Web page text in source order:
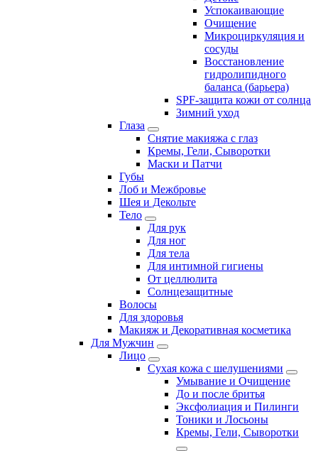
Успокаивающие
Очищение
Микроциркуляция и
сосуды
Восстановление
гидролипидного
баланса (барьера)
SPF-защита кожи от солнца
Зимний уход
Глаза
Снятие макияжа с глаз
Кремы, Гели, Сыворотки
Маски и Патчи
Губы
Лоб и Межбровье
Шея и Декольте
Тело
Для рук
Для ног
Для тела
Для интимной гигиены
От целлюлита
Солнцезащитные
Волосы
Для здоровья
Макияж и Декоративная косметика
Для Мужчин
Лицо
Сухая кожа с шелушениями
Умывание и Очищение
До и после бритья
Эксфолиация и Пилинги
Тоники и Лосьоны
Кремы, Гели, Сыворотки